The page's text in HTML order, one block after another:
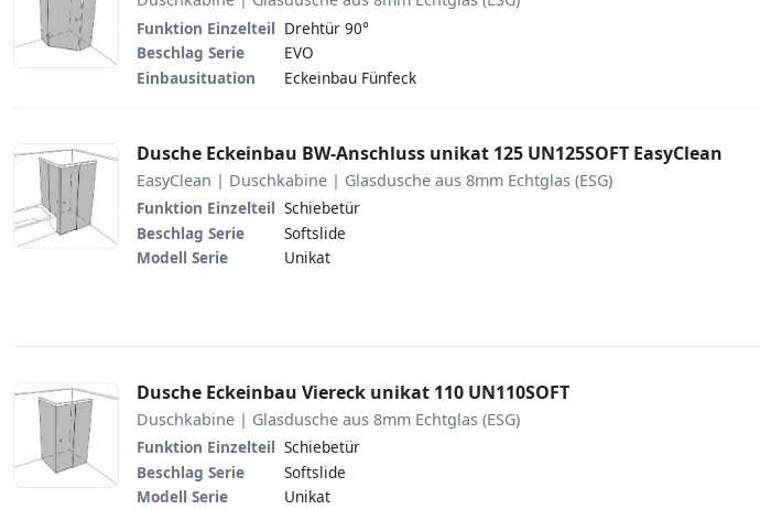
Funktion Einzelteil Drehtür 90°
Beschlag Serie
EVO
Einbausituation
Eckeinbau Fünfeck
Dusche Eckeinbau BW-Anschluss unikat 125 UN125SOFT EasyClean
EasyClean | Duschkabine | Glasdusche aus 8mm Echtglas (ESG)
Funktion Einzelteil Schiebetür
Beschlag Serie
Softslide
Modell Serie
Unikat
Dusche Eckeinbau Viereck unikat 110 UN110SOFT
Duschkabine | Glasdusche aus 8mm Echtglas (ESG)
Funktion Einzelteil Schiebetür
Beschlag Serie
Softslide
Modell Serie
Unikat